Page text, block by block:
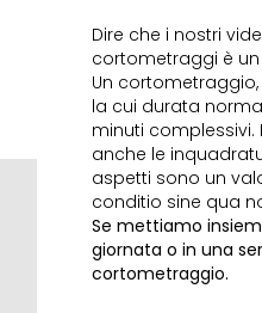
Dire che i nostri
cortometraggi è un
Un
la cui durata
minuti complessivi.
anche le
aspetti sono un
conditio sine qua
Se mettiamo
giornata o in una
cortometraggio.